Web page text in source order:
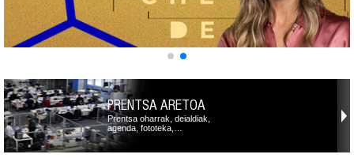
PRENTSA ARETOA
Prentsa oharrak, deialdiak,
agenda, fototeka,…